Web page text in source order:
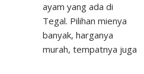
ayam yang ada di
Tegal. Pilihan mienya
banyak, harganya
murah, tempatnya juga